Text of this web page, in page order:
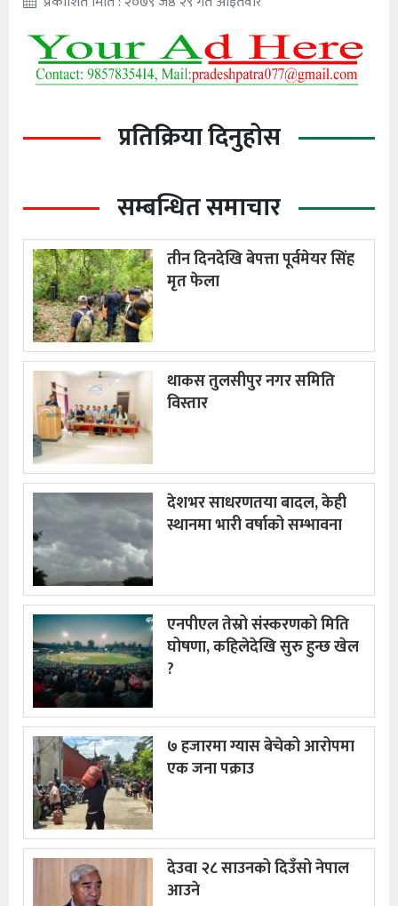
प्रतिक्रिया दिनुहोस
सम्बन्धित समाचार
तीन दिनदेखि बेपत्ता पूर्वमेयर सिंह
मृत फेला
थाकस तुलसीपुर नगर समिति
विस्तार
देशभर साधरणतया बादल, केही
स्थानमा भारी वर्षाको सम्भावना
एनपीएल तेस्रो संस्करणको मिति
घोषणा, कहिलेदेखि सुरु हुन्छ खेल
?
७ हजारमा ग्यास बेचेको आरोपमा
एक जना पक्राउ
देउवा २८ साउनको दिउँसो नेपाल
आउने